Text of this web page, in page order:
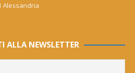
Alessandria
ALLA NEWSLETTER